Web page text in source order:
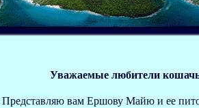
Уважаемые любители
Представляю вам Ершову Майю и ее